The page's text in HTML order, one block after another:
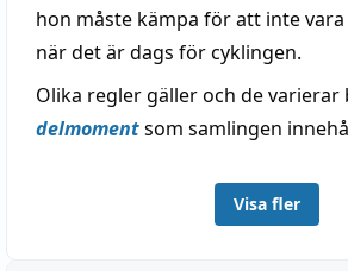
hon måste kämpa för att inte
när det är dags för cyklingen.
Olika regler gäller och de varierar
delmomentsom samlingen
Visa fler